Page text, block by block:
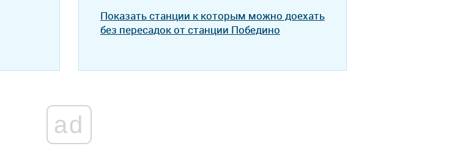
Показать станции к которым можно доехать
без пересадок от станции Победино
ad